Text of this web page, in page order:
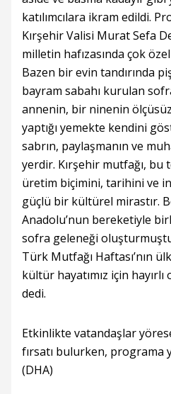
katılımcılara ikram edildi.
Kırşehir Valisi Murat Sefa
milletin hafızasında çok
Bazen bir evin tandırında
bayram sabahı kurulan
annenin, bir ninenin ölçüsüz
yaptığı yemekte kendini
sabrın, paylaşmanın ve
yerdir. Kırşehir mutfağı, bu
üretim biçimini, tarihini ve
güçlü bir kültürel mirastır.
Anadolu’nun bereketiyle
sofra geleneği
Türk Mutfağı Haftası’nın
kültür hayatımız için hayırlı
dedi.
Etkinlikte vatandaşlar
fırsatı bulurken, programa
(DHA)